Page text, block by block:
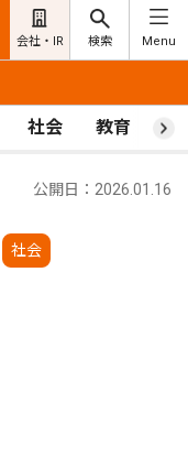
会社・IR 検索 Menu
社会 教育 ス
社会
公開日：2026.01.16